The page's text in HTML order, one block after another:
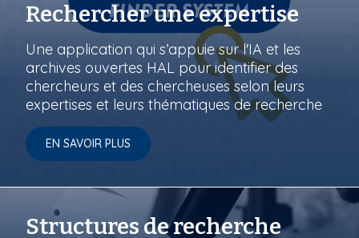
Rechercher une expertise
Une application qui s’appuie sur l'IA et les
archives ouvertes HAL pour identifier des
chercheurs et des chercheuses selon leurs
expertises et leurs thématiques de recherche
EN SAVOIR PLUS
Structures de recherche